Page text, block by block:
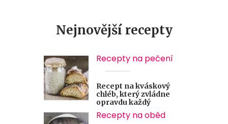
Nejnovější recepty
Recepty na pečení
Recept na kváskový
chléb, který zvládne
opravdu každý
Recepty na oběd